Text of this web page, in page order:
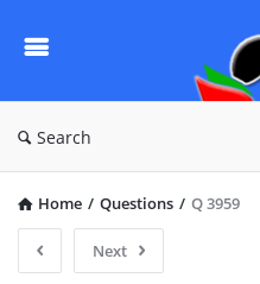
Search
Home / Questions / Q 3959
Next